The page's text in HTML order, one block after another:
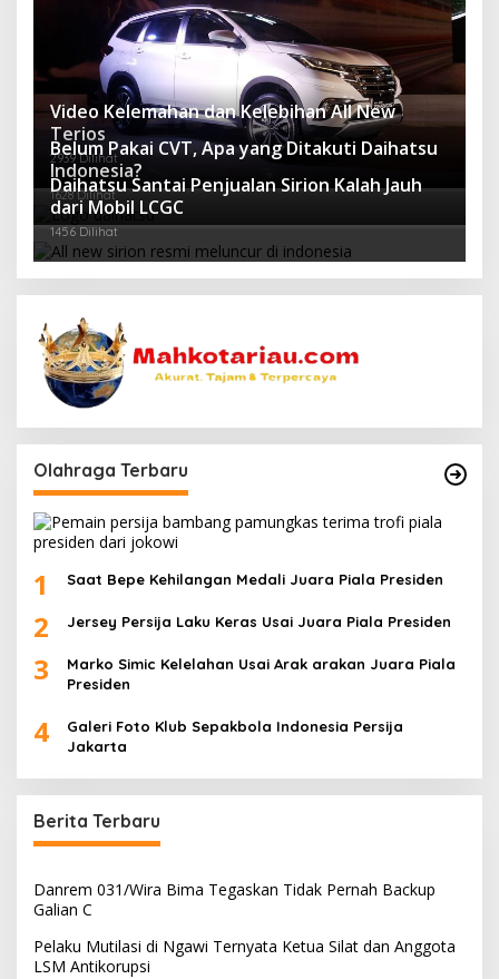
Video Kelemahan dan Kelebihan All New
Terios
2939 Dilihat
Belum Pakai CVT, Apa yang Ditakuti Daihatsu
Indonesia?
1628 Dilihat
Daihatsu Santai Penjualan Sirion Kalah Jauh
dari Mobil LCGC
1456 Dilihat
Olahraga Terbaru
1 Saat Bepe Kehilangan Medali Juara Piala Presiden
2 Jersey Persija Laku Keras Usai Juara Piala Presiden
3
Marko Simic Kelelahan Usai Arak arakan Juara Piala
Presiden
4
Galeri Foto Klub Sepakbola Indonesia Persija
Jakarta
Berita Terbaru
Danrem 031/Wira Bima Tegaskan Tidak Pernah Backup
Galian C
Pelaku Mutilasi di Ngawi Ternyata Ketua Silat dan Anggota
LSM Antikorupsi